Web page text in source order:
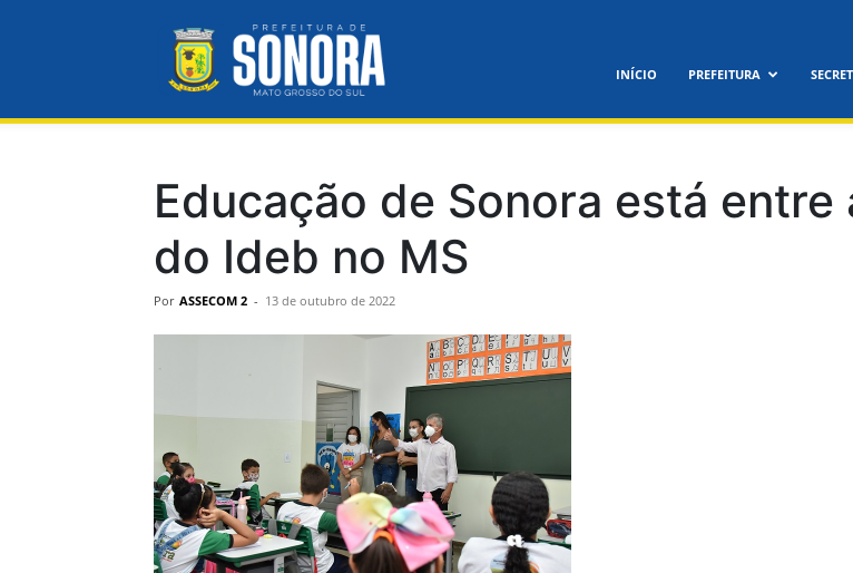
de
Sonora
INÍCIO PREFEITURA
Educação de Sonora está
do Ideb no MS
Por ASSECOM 2 - 13 de outubro de 2022